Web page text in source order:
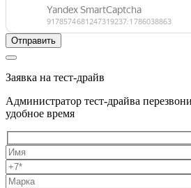
Заявка на тест-драйв
Администратор тест-драйва
удобное время